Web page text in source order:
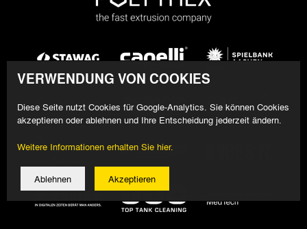
VERWENDUNG VON COOKIES
Diese Seite nutzt Cookies für Google-Analytics. Sie können Cookies
akzeptieren oder ablehnen und Ihre Entscheidung jederzeit ändern.
Weitere Informationen erhalten Sie hier.
Ablehnen Akzeptieren